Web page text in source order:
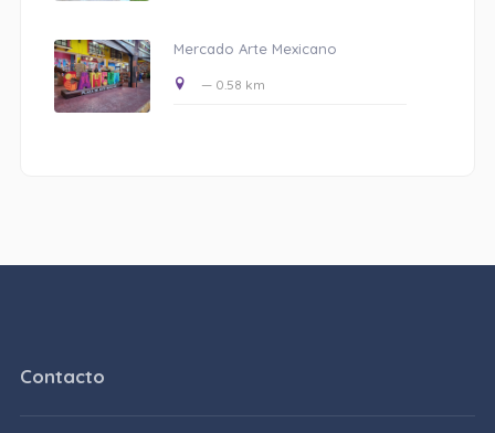
Mercado Arte Mexicano
— 0.58 km
Contacto